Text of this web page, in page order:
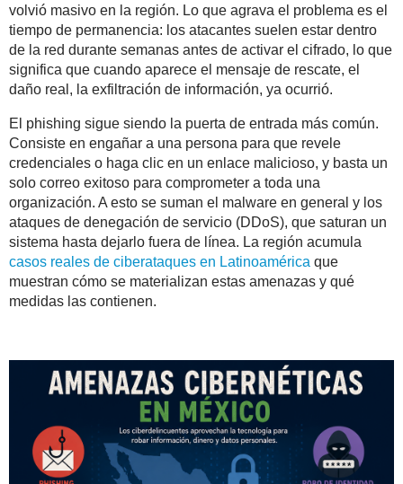
volvió masivo en la región. Lo que agrava el problema es el
tiempo de permanencia: los atacantes suelen estar dentro
de la red durante semanas antes de activar el cifrado, lo que
significa que cuando aparece el mensaje de rescate, el
daño real, la exfiltración de información, ya ocurrió.
El phishing sigue siendo la puerta de entrada más común.
Consiste en engañar a una persona para que revele
credenciales o haga clic en un enlace malicioso, y basta un
solo correo exitoso para comprometer a toda una
organización. A esto se suman el malware en general y los
ataques de denegación de servicio (DDoS), que saturan un
sistema hasta dejarlo fuera de línea. La región acumula
casos reales de ciberataques en Latinoamérica que
muestran cómo se materializan estas amenazas y qué
medidas las contienen.